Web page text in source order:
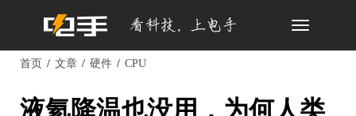
Toggle
首页 文章 硬件 CPU